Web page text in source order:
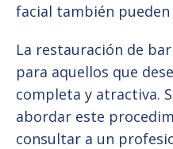
facial también
La restauración de
para aquellos que
completa y atractiva.
abordar este
consultar a un